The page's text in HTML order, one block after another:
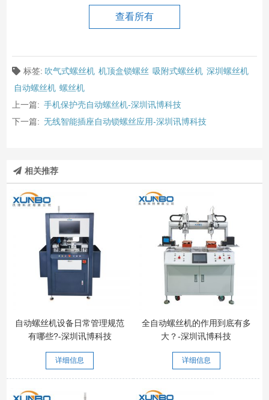
查看所有
标签: 吹气式螺丝机 机顶盒锁螺丝 吸附式螺丝机 深圳螺丝机
自动螺丝机 螺丝机
上一篇: 手机保护壳自动螺丝机-深圳讯博科技
下一篇: 无线智能插座自动锁螺丝应用-深圳讯博科技
相关推荐
自动螺丝机设备日常管理规范
有哪些?-深圳讯博科技
详细信息
全自动螺丝机的作用到底有多
大？-深圳讯博科技
详细信息